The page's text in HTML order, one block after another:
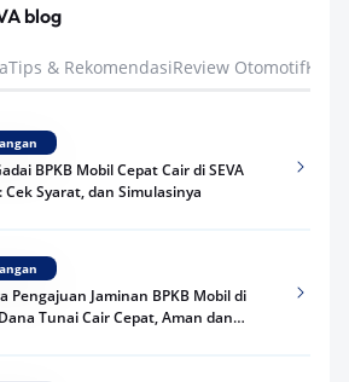
blog
Tips & RekomendasiReview Otomotif
BPKB Mobil Cepat Cair di SEVA
Cek Syarat, dan Simulasinya
Pengajuan Jaminan BPKB Mobil di
Tunai Cair Cepat, Aman dan